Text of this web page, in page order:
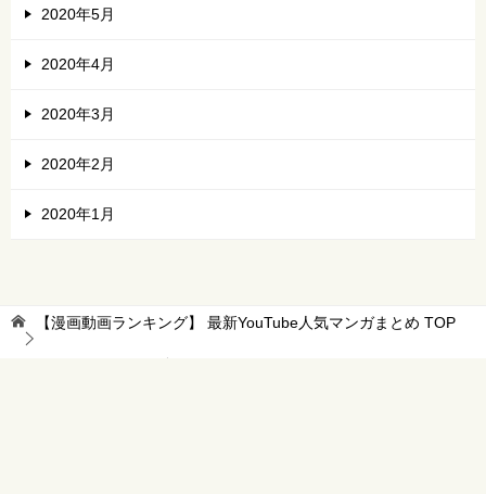
2020年5月
2020年4月
2020年3月
2020年2月
2020年1月
【漫画動画ランキング】 最新YouTube人気マンガまとめ TOP